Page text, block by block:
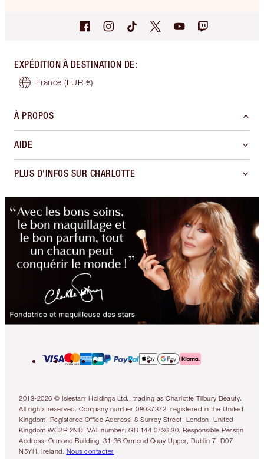
EXPÉDITION À DESTINATION DE:
France (EUR €)
À PROPOS
AIDE
PLUS D'INFOS SUR CHARLOTTE
2013-2026 © Islestarr Holdings Ltd., trading as Charlotte Tilbury Beauty.
All rights reserved. Company number 08037372, registered in the United
Kingdom. Registered Office Address: 8 Surrey Street, London, United
Kingdom WC2R 2ND. VAT number: GB 144 0736 30. Responsible Person
Address: Ormond Building, 31-36 Ormond Quay Upper, Dublin 7, D07
N5YH, Ireland. Nous contacter